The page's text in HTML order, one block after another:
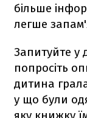
більше
легше
Запитуйте у
попросіть
дитина
у що були
яку книжку